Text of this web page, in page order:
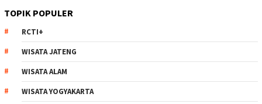
TOPIK POPULER
RCTI+
WISATA JATENG
WISATA ALAM
WISATA YOGYAKARTA